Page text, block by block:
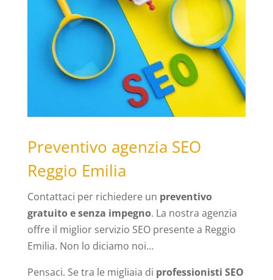
Preventivo agenzia SEO
Reggio Emilia
Contattaci per richiedere un preventivo
gratuito e senza impegno. La nostra agenzia
offre il miglior servizio SEO presente a Reggio
Emilia. Non lo diciamo noi…
Pensaci. Se tra le migliaia di professionisti SEO